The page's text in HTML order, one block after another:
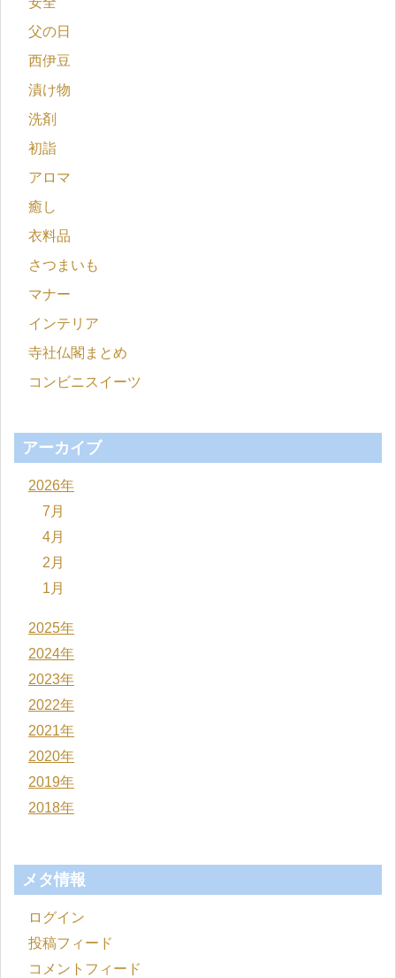
父の日
西伊豆
漬け物
洗剤
初詣
アロマ
癒し
衣料品
さつまいも
マナー
インテリア
寺社仏閣まとめ
コンビニスイーツ
アーカイブ
2026年
7月
4月
2月
1月
2025年
2024年
2023年
2022年
2021年
2020年
2019年
2018年
メタ情報
ログイン
投稿フィード
コメントフィード